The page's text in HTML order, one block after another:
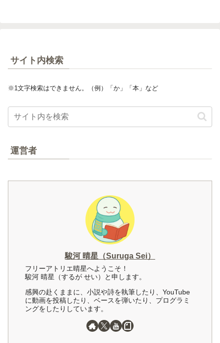
サイト内検索
※1文字検索はできません。（例）「か」「本」など
運営者
駿河 晴星（Suruga Sei）
フリーアトリエ晴星へようこそ！
駿河 晴星（するが せい）と申します。
感興の赴くままに、小説や詩を執筆したり、YouTube
に動画を投稿したり、ベースを弾いたり、プログラミ
ングをしたりしています。